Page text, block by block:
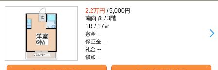
2.2万円 / 5,000円
南向き / 3階
1R / 17㎡
敷金 --
保証金 --
礼金 --
償却 --